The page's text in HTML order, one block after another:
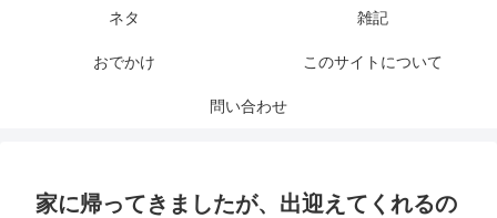
ネタ 雑記
おでかけ このサイトについて
問い合わせ
家に帰ってきましたが、出迎えてくれるの